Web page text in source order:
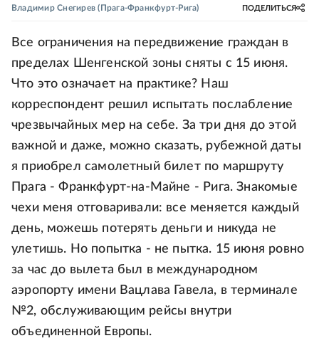
Владимир Снегирев (Прага-Франкфурт-Рига) ПОДЕЛИТЬСЯ
Все ограничения на передвижение граждан в
пределах Шенгенской зоны сняты с 15 июня.
Что это означает на практике? Наш
корреспондент решил испытать послабление
чрезвычайных мер на себе. За три дня до этой
важной и даже, можно сказать, рубежной даты
я приобрел самолетный билет по маршруту
Прага - Франкфурт-на-Майне - Рига. Знакомые
чехи меня отговаривали: все меняется каждый
день, можешь потерять деньги и никуда не
улетишь. Но попытка - не пытка. 15 июня ровно
за час до вылета был в международном
аэропорту имени Вацлава Гавела, в терминале
№2, обслуживающим рейсы внутри
объединенной Европы.